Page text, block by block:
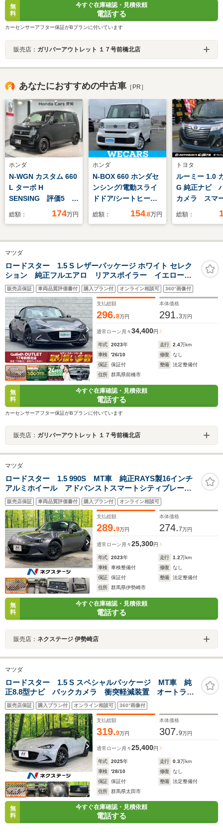
無
料
今すぐ在庫確認・見積依頼
電話する
カーセンサーアフター保証がBプランに付いています
販売店： ガリバーアウトレット １７号前橋北店
あなたにおすすめの中古車 ［PR］
ホンダ
N-WGN カスタム 660
L ターボ H
SENSING 評価5 新
車保証 禁煙試乗車
TV Rカメラ BTオ-
ディオ シ-トヒ-
タ- ETC LEDライ
ト VSA アルミ ス
マ-トキ- スペア
キ- AAC
総額： 174万円
ホンダ
N-BOX 660 ホンダセ
ンシング/電動スライ
ドドア/シートヒータ
ー 前席/車線逸脱防止
ABS/横滑り防止装置/
プ/禁煙車/エアバッグ
運転席
総額： 154.8万円
トヨタ
ルーミー 1.0
G 純正ナビ
カメラ スマ
スト 両側
総額：
マツダ
ロードスター 1.5 S レザーパッケージ ホワイト セレク
ション 純正フルエアロ リアスポイラー イエローキ
ャリパー ワンオーナー 純正7型ナビ フルセグTV
Bluetooth 前方ドラレコ シートヒーター バックカメ
ラ 純正16インチAW 純正LEDヘッドライト
販売店保証 車両品質評価書付 購入プラン付 オンライン相談可 360°画像付
支払総額
296.8万円
本体価格
291.3万円
通常ローン 月々34,400円
年式 2023年 走行 2.4万km
車検
'26/10 修復
なし
保証
保証付 整備
法定整備付
住所
群馬県前橋市
無
料
今すぐ在庫確認・見積依頼
電話する
カーセンサーアフター保証がBプランに付いています
販売店： ガリバーアウトレット １７号前橋北店
マツダ
ロードスター 1.5 990S MT車 純正RAYS製16インチ
アルミホイール アドバンストスマートシティブレーキ
サポート ブラインドスポットモニター LEDヘッドラ
イト ファブリックシート 革巻きステアリング スマ
ートキー
販売店保証 車両品質評価書付 購入プラン付 オンライン相談可
支払総額
289.9万円
本体価格
274.7万円
通常ローン 月々25,300円
年式 2023年 走行 1.2万km
車検
車検整備付 修復
なし
保証
保証付 整備
法定整備付
住所
群馬県伊勢崎市
無
料
今すぐ在庫確認・見積依頼
電話する
販売店： ネクステージ 伊勢崎店
マツダ
ロードスター 1.5 S スペシャルパッケージ MT車 純
正8.8型ナビ バックカメラ 衝突軽減装置 オートライ
ト リアパーキングセンサー ETC プッシュスタート
＆スマートキー LEDヘッド 純正16インチAW
Bluetooth接続 禁煙車
販売店保証 購入プラン付 オンライン相談可 360°画像付
支払総額
319.9万円
本体価格
307.9万円
通常ローン 月々25,400円
年式 2025年 走行 0.3万km
車検
'28/10 修復
なし
保証
保証付 整備
法定整備付
住所
群馬県太田市
無
料
今すぐ在庫確認・見積依頼
電話する